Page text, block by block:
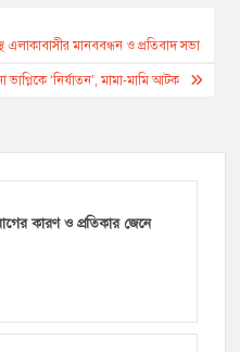
এলাকাবাসীর মানববন্ধন ও প্রতিবাদ সভা
‘নির্যাতন’, মামা-মামি আটক
কারণ ও প্রতিকার জেনে